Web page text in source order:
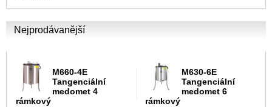
Nejprodávanější
M660-4E
Tangenciální
medomet 4
rámkový
M630-6E
Tangenciální
medomet 6
rámkový